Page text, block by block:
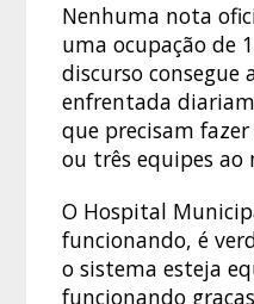
Nenhuma nota
uma ocupação de
discurso consegue
enfrentada
que precisam
ou três equipes ao
O Hospital
funcionando, é
o sistema esteja
funcionando